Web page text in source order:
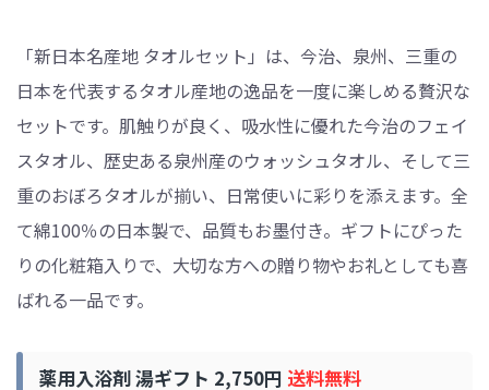
「新日本名産地 タオルセット」は、今治、泉州、三重の
日本を代表するタオル産地の逸品を一度に楽しめる贅沢な
セットです。肌触りが良く、吸水性に優れた今治のフェイ
スタオル、歴史ある泉州産のウォッシュタオル、そして三
重のおぼろタオルが揃い、日常使いに彩りを添えます。全
て綿100％の日本製で、品質もお墨付き。ギフトにぴった
りの化粧箱入りで、大切な方への贈り物やお礼としても喜
ばれる一品です。
薬用入浴剤 湯ギフト 2,750円 送料無料